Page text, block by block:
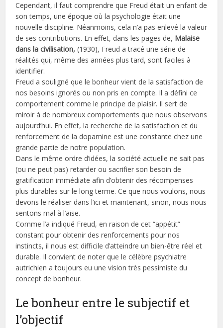
Cependant, il faut comprendre que Freud était un enfant de
son temps, une époque où la psychologie était une
nouvelle discipline. Néanmoins, cela n’a pas enlevé la valeur
de ses contributions. En effet, dans les pages de, Malaise
dans la civilisation,(1930), Freud a tracé une série de
réalités qui, même des années plus tard, sont faciles à
identifier.
Freud a souligné que le bonheur vient de la satisfaction de
nos besoins ignorés ou non pris en compte. Il a défini ce
comportement comme le principe de plaisir. Il sert de
miroir à de nombreux comportements que nous observons
aujourd’hui. En effet, la recherche de la satisfaction et du
renforcement de la dopamine est une constante chez une
grande partie de notre population.
Dans le même ordre d’idées, la société actuelle ne sait pas
(ou ne peut pas) retarder ou sacrifier son besoin de
gratification immédiate afin d’obtenir des récompenses
plus durables sur le long terme. Ce que nous voulons, nous
devons le réaliser dans l’ici et maintenant, sinon, nous nous
sentons mal à l’aise.
Comme l’a indiqué Freud, en raison de cet “appétit”
constant pour obtenir des renforcements pour nos
instincts, il nous est difficile d’atteindre un bien-être réel et
durable. Il convient de noter que le célèbre psychiatre
autrichien a toujours eu une vision très pessimiste du
concept de bonheur.
Le bonheur entre le subjectif et
l’objectif